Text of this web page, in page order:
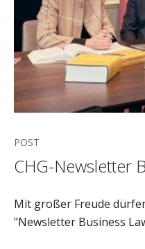
POST
CHG-Newsletter
Mit großer Freude
"Newsletter Business